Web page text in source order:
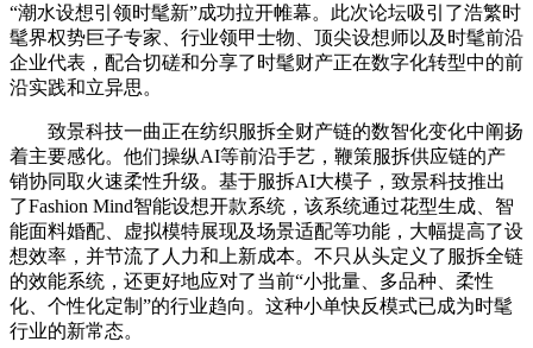
“潮水设想引领时髦新”成功拉开帷幕。此次论坛吸引了浩繁时
髦界权势巨子专家、行业领甲士物、顶尖设想师以及时髦前沿
企业代表，配合切磋和分享了时髦财产正在数字化转型中的前
沿实践和立异思。
致景科技一曲正在纺织服拆全财产链的数智化变化中阐扬
着主要感化。他们操纵AI等前沿手艺，鞭策服拆供应链的产
销协同取火速柔性升级。基于服拆AI大模子，致景科技推出
了Fashion Mind智能设想开款系统，该系统通过花型生成、智
能面料婚配、虚拟模特展现及场景适配等功能，大幅提高了设
想效率，并节流了人力和上新成本。不只从头定义了服拆全链
的效能系统，还更好地应对了当前“小批量、多品种、柔性
化、个性化定制”的行业趋向。这种小单快反模式已成为时髦
行业的新常态。